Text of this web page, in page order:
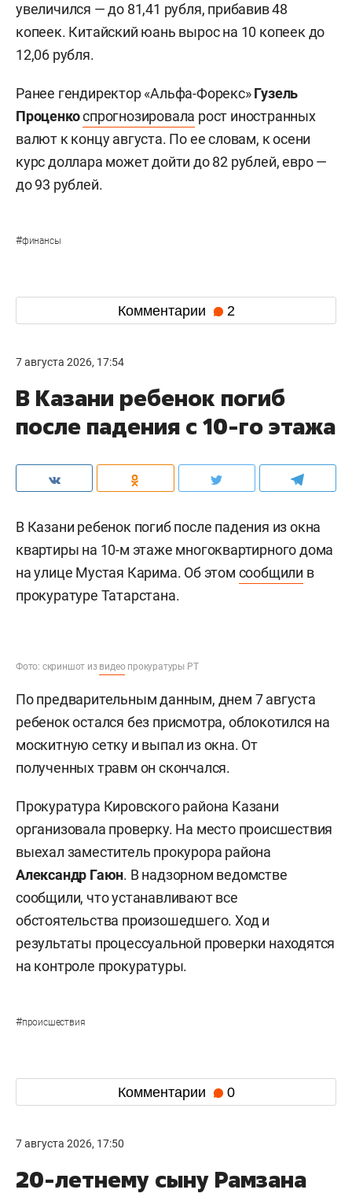
увеличился — до 81,41 рубля, прибавив 48
копеек. Китайский юань вырос на 10 копеек до
12,06 рубля.
Ранее гендиректор «Альфа-Форекс»Гузель
Проценкоспрогнозировала рост иностранных
валют к концу августа. По ее словам, к осени
курс доллара может дойти до 82 рублей, евро —
до 93 рублей.
#финансы
Комментарии 2
7 августа 2026, 17:54
В Казани ребенок погиб
после падения с 10-го этажа
В Казани ребенок погиб после падения из окна
квартиры на 10-м этаже многоквартирного дома
на улице Мустая Карима. Об этом сообщили в
прокуратуре Татарстана.
Фото: скриншот из видеопрокуратуры РТ
По предварительным данным, днем 7 августа
ребенок остался без присмотра, облокотился на
москитную сетку и выпал из окна. От
полученных травм он скончался.
Прокуратура Кировского района Казани
организовала проверку. На место происшествия
выехал заместитель прокурора района
Александр Гаюн. В надзорном ведомстве
сообщили, что устанавливают все
обстоятельства произошедшего. Ход и
результаты процессуальной проверки находятся
на контроле прокуратуры.
#происшествия
Комментарии 0
7 августа 2026, 17:50
20-летнему сыну Рамзана